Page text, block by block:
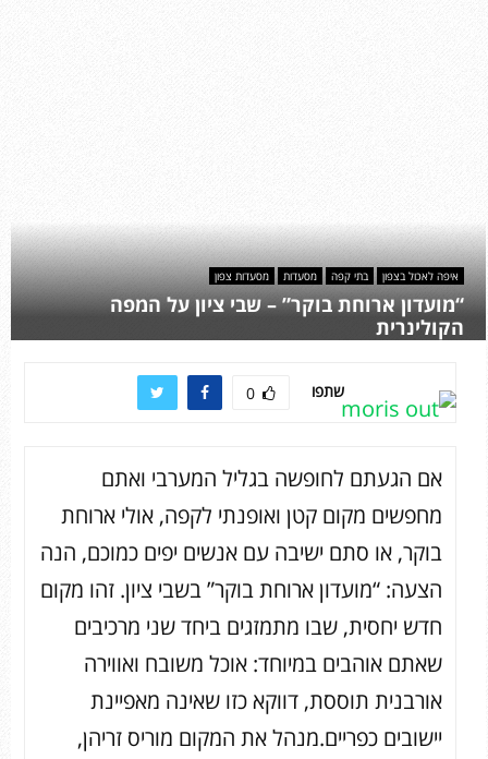
איפה לאכול בצפון בתי קפה מסעדות מסעדות צפון
“מועדון ארוחת בוקר” – שבי ציון על המפה
הקולינרית
שתפו 0
אם הגעתם לחופשה בגליל המערבי ואתם
מחפשים מקום קטן ואופנתי לקפה, אולי ארוחת
בוקר, או סתם ישיבה עם אנשים יפים כמוכם, הנה
הצעה: “מועדון ארוחת בוקר” בשבי ציון. זהו מקום
חדש יחסית, שבו מתמזגים ביחד שני מרכיבים
שאתם אוהבים במיוחד: אוכל משובח ואווירה
אורבנית תוססת, דווקא כזו שאינה מאפיינת
יישובים כפריים.מנהל את המקום מוריס זריהן,